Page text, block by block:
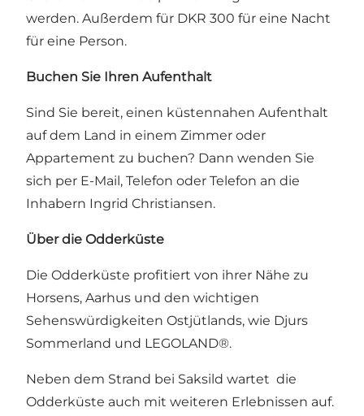
werden. Außerdem für DKR 300 für eine Nacht
für eine Person.
Buchen Sie Ihren Aufenthalt
Sind Sie bereit, einen küstennahen Aufenthalt
auf dem Land in einem Zimmer oder
Appartement zu buchen? Dann wenden Sie
sich per E-Mail, Telefon oder Telefon an die
Inhabern Ingrid Christiansen.
Über die Odderküste
Die Odderküste profitiert von ihrer Nähe zu
Horsens, Aarhus und den wichtigen
Sehenswürdigkeiten Ostjütlands, wie Djurs
Sommerland und LEGOLAND®.
Neben dem Strand bei Saksild wartet die
Odderküste auch mit weiteren Erlebnissen auf.